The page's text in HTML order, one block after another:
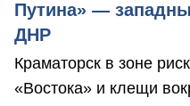
Путина» —
ДНР
Краматорск в зоне
«Востока» и клещи